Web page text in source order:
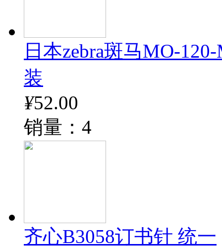
日本zebra斑马MO-
装
¥52.00
销量：4
齐心B3058订书针 统一